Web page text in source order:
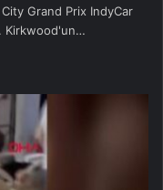
Grand Prix IndyCar
Kirkwood'un…